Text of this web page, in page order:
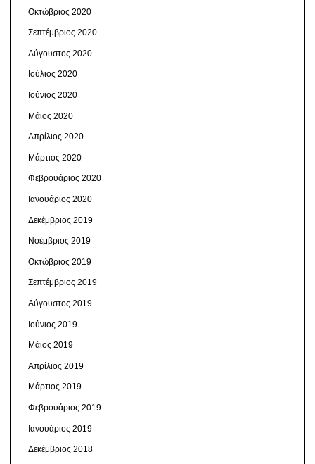
Οκτώβριος 2020
Σεπτέμβριος 2020
Αύγουστος 2020
Ιούλιος 2020
Ιούνιος 2020
Μάιος 2020
Απρίλιος 2020
Μάρτιος 2020
Φεβρουάριος 2020
Ιανουάριος 2020
Δεκέμβριος 2019
Νοέμβριος 2019
Οκτώβριος 2019
Σεπτέμβριος 2019
Αύγουστος 2019
Ιούνιος 2019
Μάιος 2019
Απρίλιος 2019
Μάρτιος 2019
Φεβρουάριος 2019
Ιανουάριος 2019
Δεκέμβριος 2018